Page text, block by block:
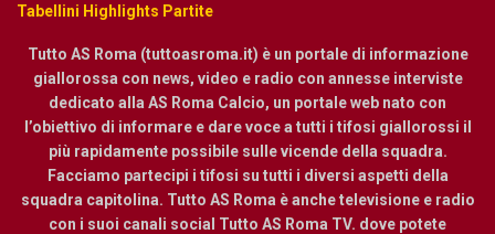
Tabellini Highlights Partite
Tutto AS Roma (tuttoasroma.it) è un portale di informazione
giallorossa con news, video e radio con annesse interviste
dedicato alla AS Roma Calcio, un portale web nato con
l’obiettivo di informare e dare voce a tutti i tifosi giallorossi il
più rapidamente possibile sulle vicende della squadra.
Facciamo partecipi i tifosi su tutti i diversi aspetti della
squadra capitolina. Tutto AS Roma è anche televisione e radio
con i suoi canali social Tutto AS Roma TV. dove potete